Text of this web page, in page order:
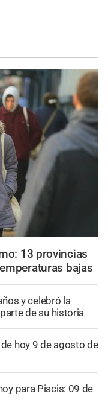
13 provincias
bajas
y celebró la
de su historia
hoy 9 de agosto de
para Piscis: 09 de